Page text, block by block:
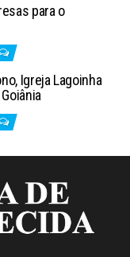
para o
Igreja Lagoinha